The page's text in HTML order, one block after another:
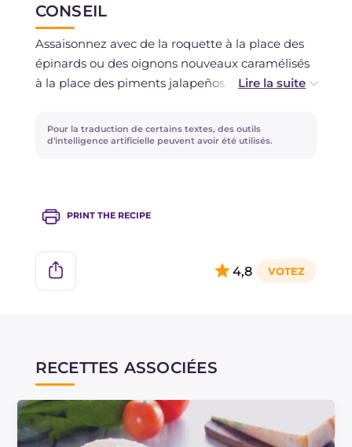
CONSEIL
Assaisonnez avec de la roquette à la place des
épinards ou des oignons nouveaux caramélisés
à la place des piments jalapeños. Ajoutez de la
pour un burger encore plus savoureux. Et
écrasez bien la boulette de viande avant de la
Pour la traduction de certains textes, des outils
d'intelligence artificielle peuvent avoir été utilisés.
PRINT THE RECIPE
4,8
RECETTES ASSOCIÉES